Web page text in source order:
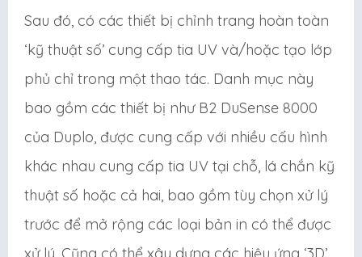
Sau đó, có các thiết bị chỉnh trang hoàn toàn
‘kỹ thuật số’ cung cấp tia UV và/hoặc tạo lớp
phủ chỉ trong một thao tác. Danh mục này
bao gồm các thiết bị như B2 DuSense 8000
của Duplo, được cung cấp với nhiều cấu hình
khác nhau cung cấp tia UV tại chỗ, lá chắn kỹ
thuật số hoặc cả hai, bao gồm tùy chọn xử lý
trước để mở rộng các loại bản in có thể được